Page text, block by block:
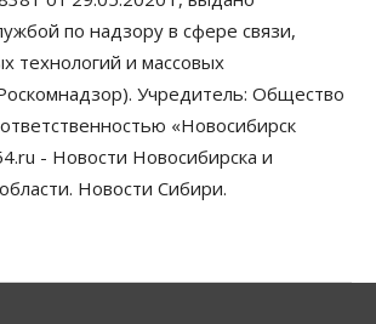
выдали исполнительные
рублей
Медицина Общество
интеллект предлагают
новых лекарств в
по надзору в сфере связи,
технологий и массовых
Учредитель: Общество
«Новосибирск
- Новости Новосибирска и
Новости Сибири.